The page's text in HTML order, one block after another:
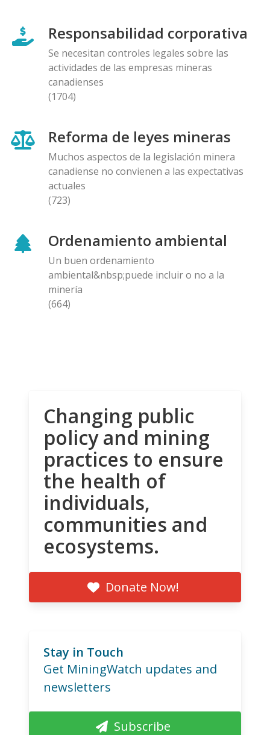
Responsabilidad corporativa
Se necesitan controles legales sobre las
actividades de las empresas mineras
canadienses
(1704)
Reforma de leyes mineras
Muchos aspectos de la legislación minera
canadiense no convienen a las expectativas
actuales
(723)
Ordenamiento ambiental
Un buen ordenamiento
ambiental&nbsp;puede incluir o no a la
minería
(664)
Changing public
policy and mining
practices to ensure
the health of
individuals,
communities and
ecosystems.
Donate Now!
Stay in Touch
Get MiningWatch updates and
newsletters
Subscribe